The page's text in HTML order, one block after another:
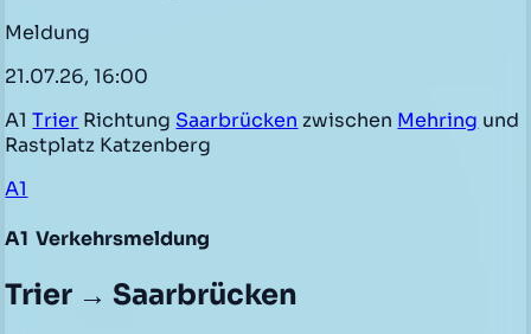
Meldung
21.07.26, 16:00
A1Trier Richtung Saarbrücken zwischen Mehring und
Rastplatz Katzenberg
A1
A1 Verkehrsmeldung
Trier → Saarbrücken